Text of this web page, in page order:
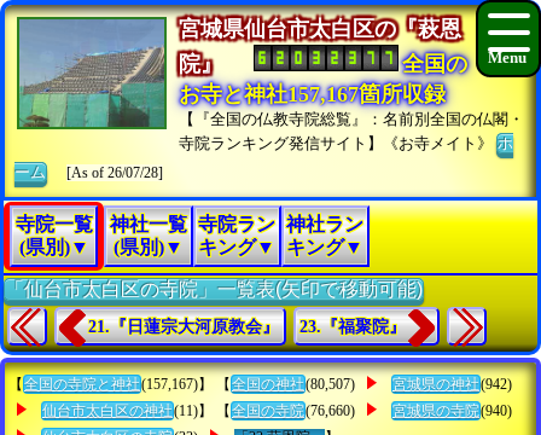
宮城県仙台市太白区の『萩恩
院』
全国の
お寺と神社157,167箇所収録
【『全国の仏教寺院総覧』：名前別全国の仏閣・
寺院ランキング発信サイト】《お寺メイト》ホ
ーム
[As of 26/07/28]
寺院一覧
(県別)▼
神社一覧
(県別)▼
寺院ラン
キング▼
神社ラン
キング▼
「仙台市太白区の寺院」一覧表(矢印で移動可能)
21.『日蓮宗大河原教会』 23.『福聚院』
【 全国の寺院と神社(157,167)】 【 全国の神社(80,507) 宮城県の神社(942)
仙台市太白区の神社(11)】 【 全国の寺院(76,660) 宮城県の寺院(940)